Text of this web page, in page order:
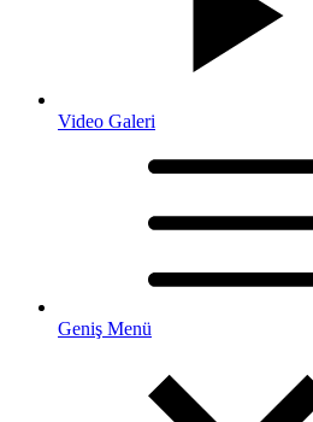
Video Galeri
Geniş Menü